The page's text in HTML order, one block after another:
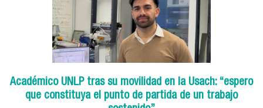
Académico UNLP tras su movilidad en la Usach: “espero
que constituya el punto de partida de un trabajo